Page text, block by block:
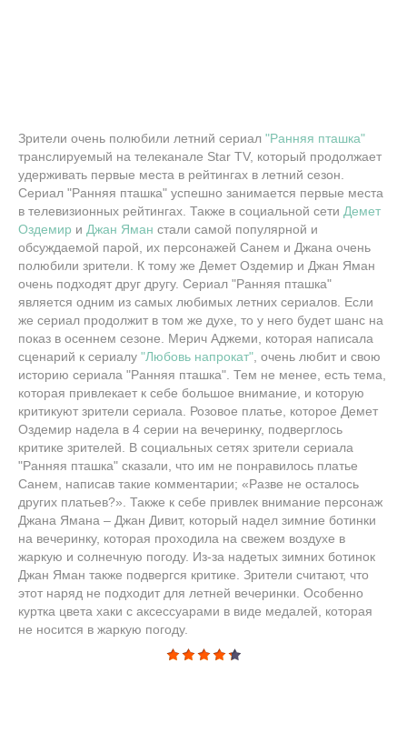
Зрители очень полюбили летний сериал "Ранняя пташка"
транслируемый на телеканале Star TV, который продолжает
удерживать первые места в рейтингах в летний сезон.
Сериал "Ранняя пташка" успешно занимается первые места
в телевизионных рейтингах. Также в социальной сети Демет
Оздемир и Джан Яман стали самой популярной и
обсуждаемой парой, их персонажей Санем и Джана очень
полюбили зрители. К тому же Демет Оздемир и Джан Яман
очень подходят друг другу. Сериал "Ранняя пташка"
является одним из самых любимых летних сериалов. Если
же сериал продолжит в том же духе, то у него будет шанс на
показ в осеннем сезоне. Мерич Аджеми, которая написала
сценарий к сериалу "Любовь напрокат" , очень любит и свою
историю сериала "Ранняя пташка". Тем не менее, есть тема,
которая привлекает к себе большое внимание, и которую
критикуют зрители сериала. Розовое платье, которое Демет
Оздемир надела в 4 серии на вечеринку, подверглось
критике зрителей. В социальных сетях зрители сериала
"Ранняя пташка" сказали, что им не понравилось платье
Санем, написав такие комментарии; «Разве не осталось
других платьев?». Также к себе привлек внимание персонаж
Джана Ямана – Джан Дивит, который надел зимние ботинки
на вечеринку, которая проходила на свежем воздухе в
жаркую и солнечную погоду. Из-за надетых зимних ботинок
Джан Яман также подвергся критике. Зрители считают, что
этот наряд не подходит для летней вечеринки. Особенно
куртка цвета хаки с аксессуарами в виде медалей, которая
не носится в жаркую погоду.